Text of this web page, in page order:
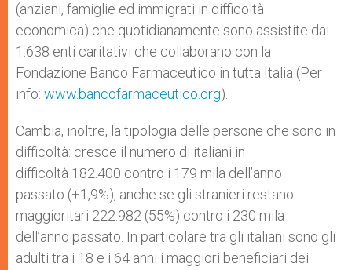
(anziani, famiglie ed immigrati in difficoltà
economica) che quotidianamente sono assistite dai
1.638 enti caritativi che collaborano con la
Fondazione Banco Farmaceutico in tutta Italia (Per
info: www.bancofarmaceutico.org).
Cambia, inoltre, la tipologia delle persone che sono in
difficoltà: cresce il numero di italiani in
difficoltà 182.400 contro i 179 mila dell’anno
passato (+1,9%), anche se gli stranieri restano
maggioritari 222.982 (55%) contro i 230 mila
dell’anno passato. In particolare tra gli italiani sono gli
adulti tra i 18 e i 64 anni i maggiori beneficiari dei